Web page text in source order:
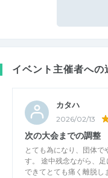
イベント主催者への
カタハ
2026/02/13
次の大会までの調整
とても為になり、団体で
す。 途中残念ながら、
できてとても痛く離脱し